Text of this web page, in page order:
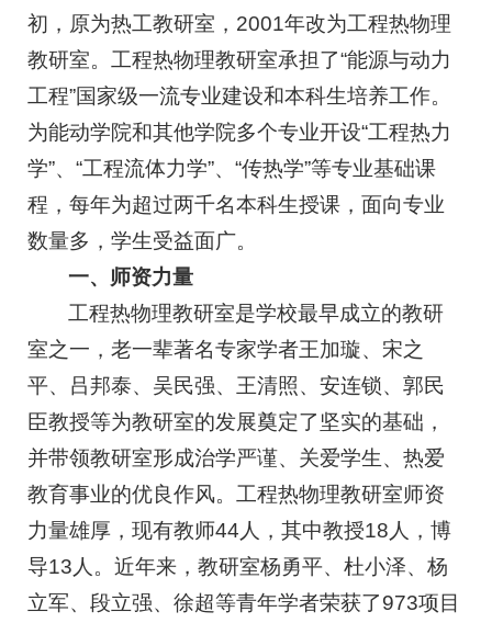
初，原为热工教研室，2001年改为工程热物理
教研室。工程热物理教研室承担了“能源与动力
工程”国家级一流专业建设和本科生培养工作。
为能动学院和其他学院多个专业开设“工程热力
学”、“工程流体力学”、“传热学”等专业基础课
程，每年为超过两千名本科生授课，面向专业
数量多，学生受益面广。
一、师资力量
工程热物理教研室是学校最早成立的教研
室之一，老一辈著名专家学者王加璇、宋之
平、吕邦泰、吴民强、王清照、安连锁、郭民
臣教授等为教研室的发展奠定了坚实的基础，
并带领教研室形成治学严谨、关爱学生、热爱
教育事业的优良作风。工程热物理教研室师资
力量雄厚，现有教师44人，其中教授18人，博
导13人。近年来，教研室杨勇平、杜小泽、杨
立军、段立强、徐超等青年学者荣获了973项目